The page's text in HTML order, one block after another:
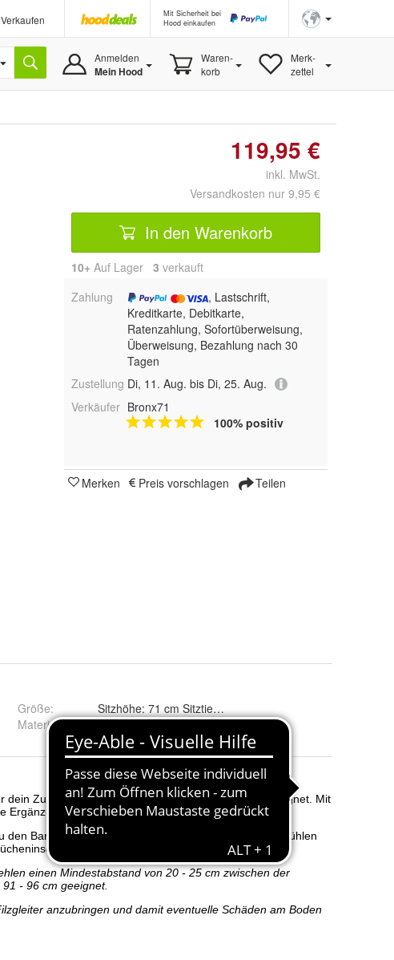
Verkaufen
Mit Sicherheit bei
Hood einkaufen
Anmelden
Mein Hood
Waren-
korb
Merk-
zettel
119,95 €
inkl. MwSt.
Versandkosten nur 9,95 €
In den Warenkorb
10+ Auf Lager 3 verkauft
Zahlung
, Lastschrift,
Kreditkarte, Debitkarte,
Ratenzahlung, Sofortüberweisung,
Überweisung, Bezahlung nach 30
Tagen
Zustellung Di, 11. Aug. bis Di, 25. Aug.
Verkäufer Bronx71
100% positiv
Merken Preis vorschlagen Teilen
Größe:
Sitzhöhe: 71 cm Sitztiefe: 42 cm Sitzbreite: 42 cm Höhe:
Material: Microfaser